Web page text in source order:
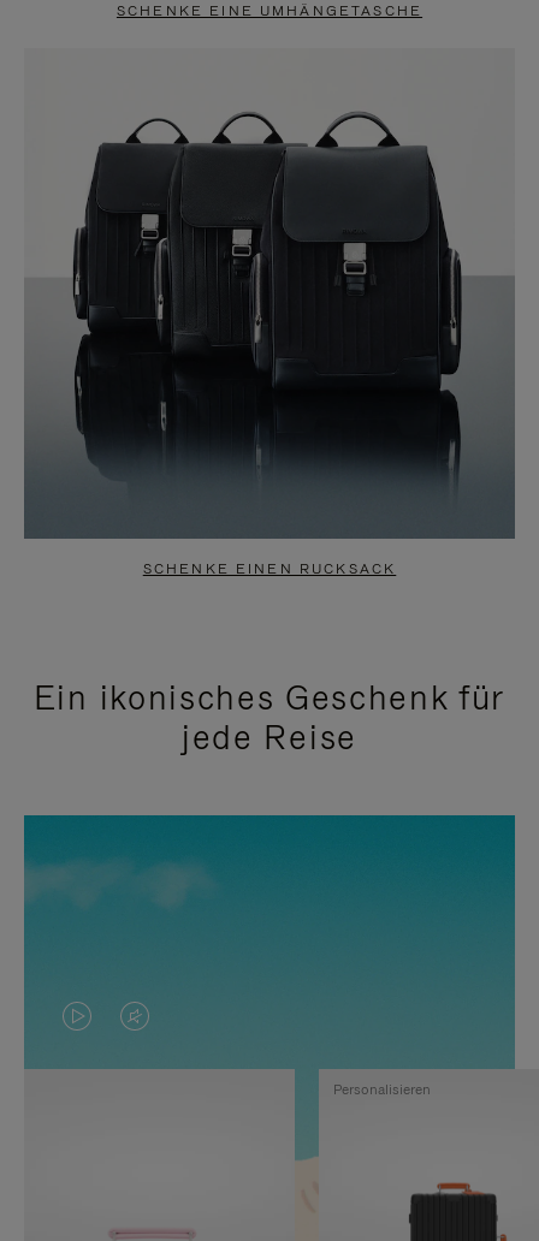
SCHENKE EINE UMHÄNGETASCHE
SCHENKE EINEN RUCKSACK
Ein ikonisches Geschenk für
jede Reise
DAS
VIDEO
VIDEO
IST
Personalisieren